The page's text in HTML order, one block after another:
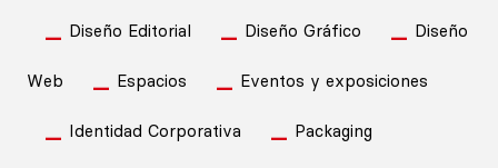
Diseño Editorial Diseño Gráfico Diseño
Web Espacios Eventos y exposiciones
Identidad Corporativa Packaging